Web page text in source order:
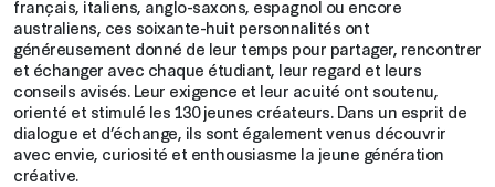
français, italiens, anglo-saxons, espagnol ou encore
australiens, ces soixante-huit personnalités ont
généreusement donné de leur temps pour partager, rencontrer
et échanger avec chaque étudiant, leur regard et leurs
conseils avisés. Leur exigence et leur acuité ont soutenu,
orienté et stimulé les 130 jeunes créateurs. Dans un esprit de
dialogue et d’échange, ils sont également venus découvrir
avec envie, curiosité et enthousiasme la jeune génération
créative.